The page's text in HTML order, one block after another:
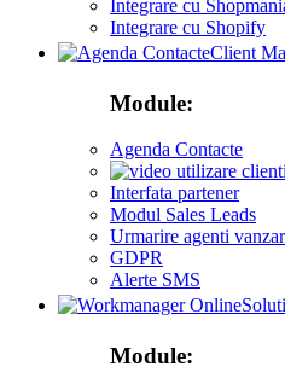
Integrare cu
Integrare cu Shopify
Client
Module:
Agenda Contacte
Interfata partener
Modul Sales Leads
Urmarire agenti
GDPR
Alerte SMS
Module: